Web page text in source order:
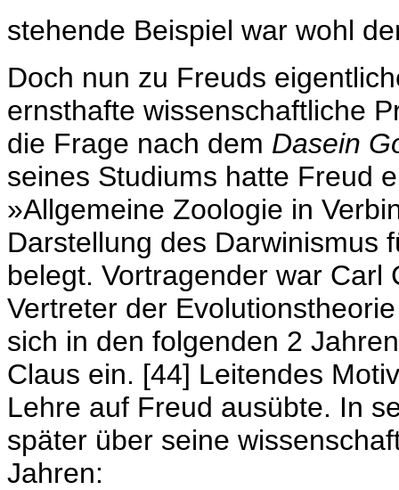
stehende Beispiel war wohl
Doch nun zu Freuds
ernsthafte wissenschaftliche
die Frage nach dem Dasein
seines Studiums hatte Freud
»Allgemeine Zoologie in
Darstellung des Darwinismus
belegt. Vortragender war
Vertreter der
sich in den folgenden 2
Claus ein. [44] Leitendes
Lehre auf Freud ausübte. In
später über seine
Jahren: